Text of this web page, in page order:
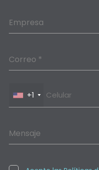
Empresa
Correo *
+1
Mensaje